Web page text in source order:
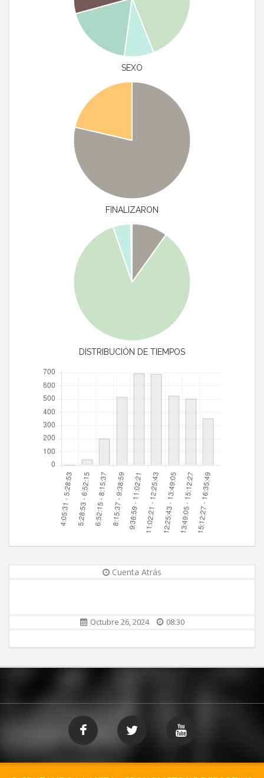
SEXO
FINALIZARON
DISTRIBUCIÓN DE TIEMPOS
Cuenta Atrás
Octubre 26, 2024 08:30